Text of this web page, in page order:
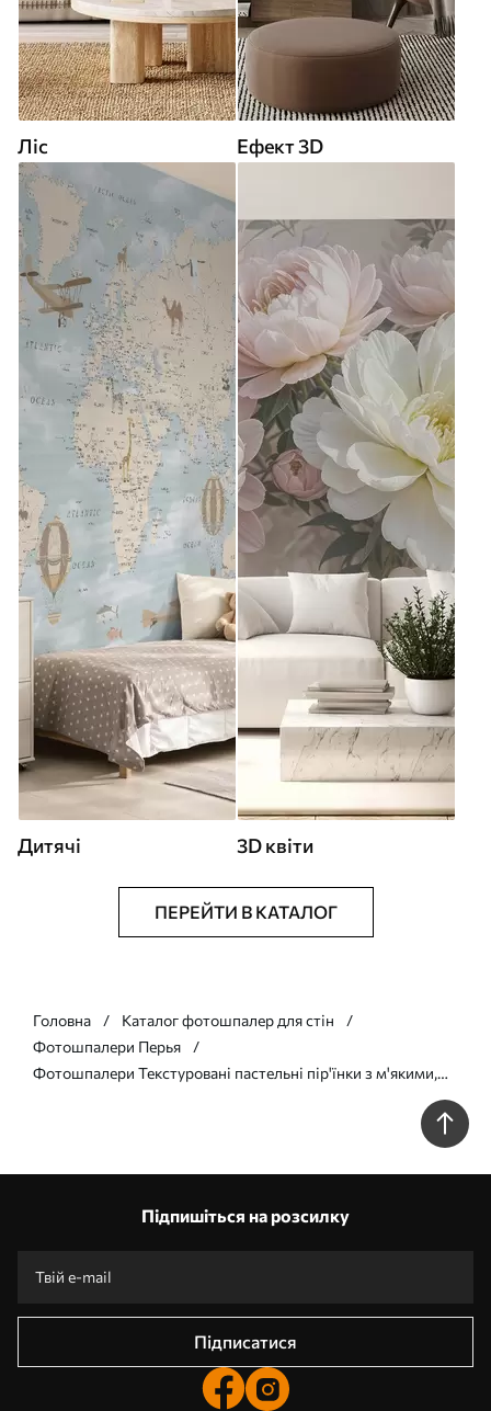
Ліс Ефект 3D
Дитячі 3D квіти
ПЕРЕЙТИ В КАТАЛОГ
Головна
Каталог фотошпалер для стін
Фотошпалери Перья
Фотошпалери Текстуровані пастельні пір'їнки з м'якими,
Підпишіться на розсилку
Підписатися